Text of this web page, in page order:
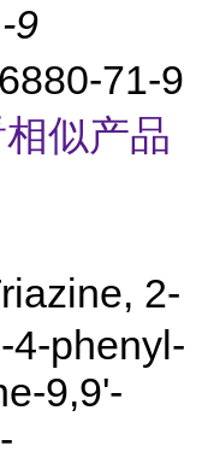
9
71-9
似产品
2-
4-phenyl-
9,9'-